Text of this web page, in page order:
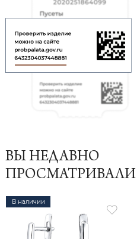
ВЫ НЕДАВНО
ПРОСМАТРИВАЛИ
В наличии